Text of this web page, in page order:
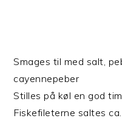
Smages til med salt,
cayennepeber
Stilles på køl en god
Fiskefileterne saltes